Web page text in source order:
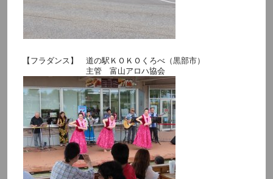
【フラダンス】 道の駅ＫＯＫＯくろべ（黒部市）
主管 富山アロハ協会